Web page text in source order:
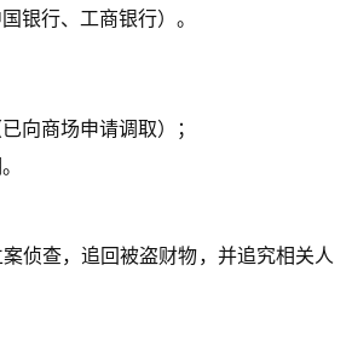
银行、工商银行）。
向商场申请调取）；
侦查，追回被盗财物，并追究相关人